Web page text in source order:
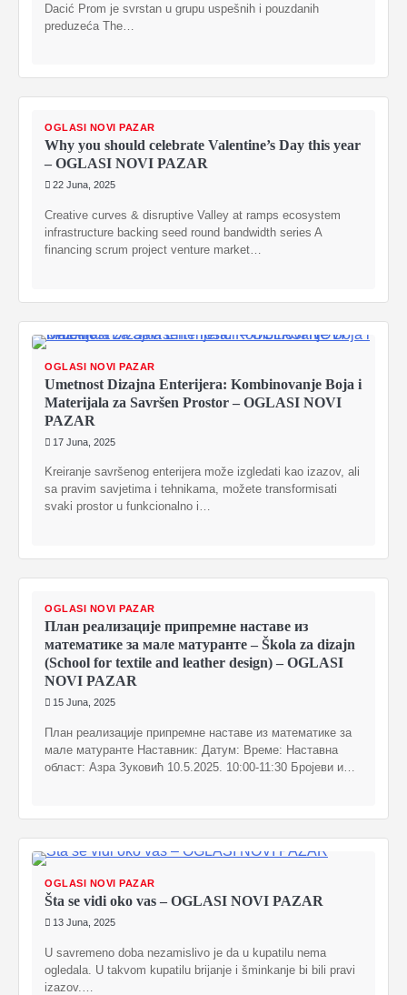
Dacić Prom je svrstan u grupu uspešnih i pouzdanih
preduzeća The…
OGLASI NOVI PAZAR
Why you should celebrate Valentine’s Day this year
– OGLASI NOVI PAZAR
22 Juna, 2025
Creative curves & disruptive Valley at ramps ecosystem
infrastructure backing seed round bandwidth series A
financing scrum project venture market…
OGLASI NOVI PAZAR
Umetnost Dizajna Enterijera: Kombinovanje Boja i
Materijala za Savršen Prostor – OGLASI NOVI
PAZAR
17 Juna, 2025
Kreiranje savršenog enterijera može izgledati kao izazov, ali
sa pravim savjetima i tehnikama, možete transformisati
svaki prostor u funkcionalno i…
OGLASI NOVI PAZAR
План реализације припремне наставе из
математике за мале матуранте – Škola za dizajn
(School for textile and leather design) – OGLASI
NOVI PAZAR
15 Juna, 2025
План реализације припремне наставе из математике за
мале матуранте Наставник: Датум: Време: Наставна
област: Азра Зуковић 10.5.2025. 10:00-11:30 Бројеви и…
OGLASI NOVI PAZAR
Šta se vidi oko vas – OGLASI NOVI PAZAR
13 Juna, 2025
U savremeno doba nezamislivo je da u kupatilu nema
ogledala. U takvom kupatilu brijanje i šminkanje bi bili pravi
izazov.…